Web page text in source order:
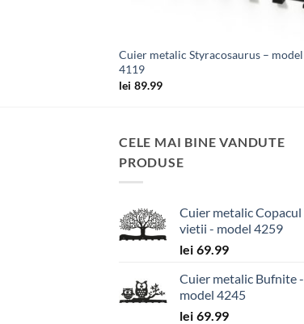
Cuier metalic Styracosaurus – model
4119
lei 89.99
CELE MAI BINE VANDUTE
PRODUSE
Cuier metalic Copacul
vietii - model 4259
lei 69.99
Cuier metalic Bufnite -
model 4245
lei 69.99